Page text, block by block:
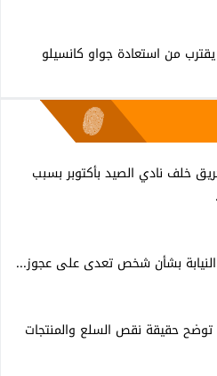
من استعادة جواو كانسيلو
خلف نادي الصيد بأكتوبر بسبب
بشأن شخص تعدى على عجوز...
توضح حقيقة نقص السلع والمنتجات